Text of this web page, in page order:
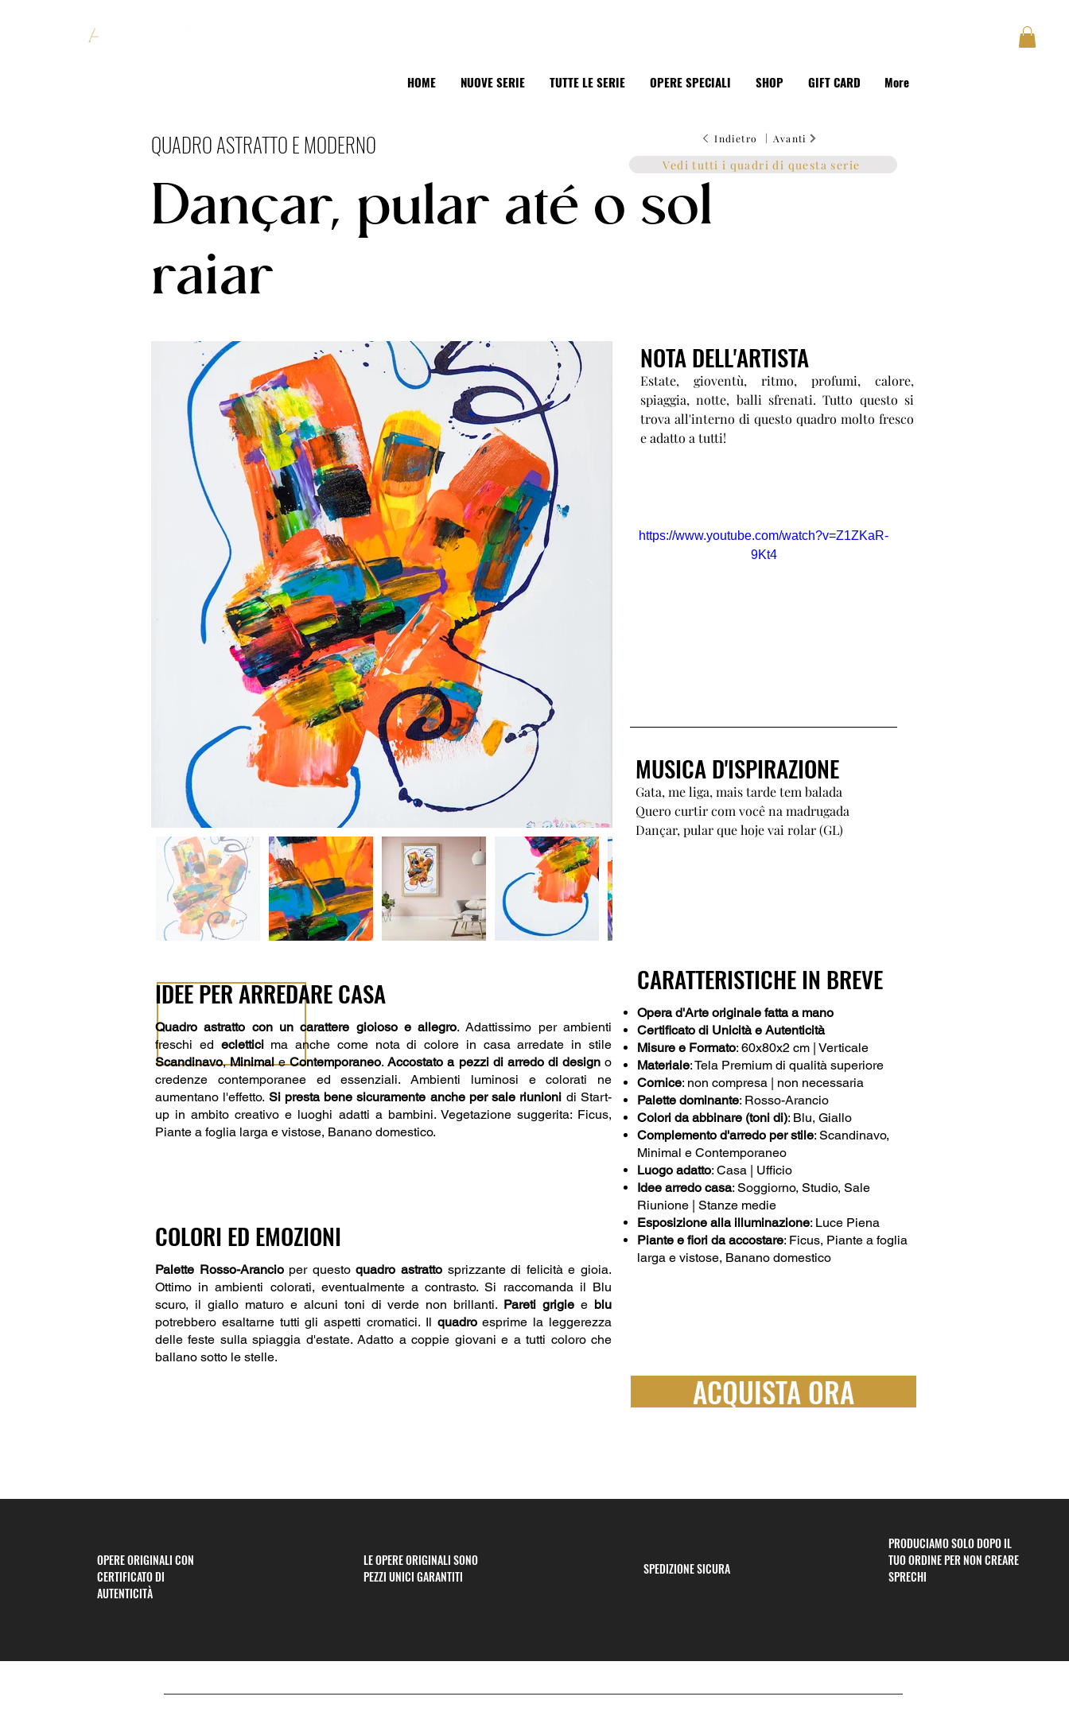
HOME NUOVE SERIE TUTTE LE SERIE OPERE SPECIALI SHOP GIFT CARD More
QUADRO ASTRATTO E MODERNO Indietro | Avanti
Vedi tutti i quadri di questa serie
Dançar, pular até o sol
raiar
Estate, gioventù, ritmo, profumi, calore,
spiaggia, notte, balli sfrenati. Tutto questo si
trova all'interno di questo quadro molto fresco
e adatto a tutti!
NOTA DELL'ARTISTA
Gata, me liga, mais tarde tem balada
Quero curtir com você na madrugada
Dançar, pular que hoje vai rolar (GL)
MUSICA D'ISPIRAZIONE
https://www.youtube.com/watch?v=Z1ZKaR-
9Kt4
IDEE PER ARREDARE CASA
Quadro astratto con un carattere gioioso e allegro. Adattissimo per ambienti
freschi ed eclettici ma anche come nota di colore in casa arredate in stile
Scandinavo,MinimaleContemporaneo.Accostato a pezzi di arredo di designo
credenze contemporanee ed essenziali. Ambienti luminosi e colorati ne
aumentano l'effetto. Si presta bene sicuramente anche per sale riunioni di Start-
up in ambito creativo e luoghi adatti a bambini. Vegetazione suggerita: Ficus,
Piante a foglia larga e vistose, Banano domestico.
COLORI ED EMOZIONI
Palette Rosso-Arancioper questoquadro astratto sprizzante di felicità e gioia.
Ottimo in ambienti colorati, eventualmente a contrasto. Si raccomanda il Blu
scuro, il giallo maturo e alcuni toni di verde non brillanti. Pareti grigie e blu
potrebbero esaltarne tutti gli aspetti cromatici. Il quadroesprime la leggerezza
delle feste sulla spiaggia d'estate. Adatto a coppie giovani e a tutti coloro che
ballano sotto le stelle.
CARATTERISTICHE IN BREVE
Opera d'Arte originale fatta a mano
Certificato di Unicità e Autenticità
Misure e Formato: 60x80x2 cm | Verticale
Materiale: Tela Premium di qualità superiore
Cornice: non compresa | non necessaria
Palette dominante: Rosso-Arancio
Colori da abbinare (toni di): Blu, Giallo
Complemento d'arredo per stile: Scandinavo,
Minimal e Contemporaneo
Luogo adatto: Casa | Ufficio
Idee arredo casa: Soggiorno, Studio, Sale
Riunione | Stanze medie
Esposizione alla illuminazione: Luce Piena
Piante e fiori da accostare: Ficus, Piante a foglia
larga e vistose, Banano domestico
ACQUISTA ORA
OPERE ORIGINALI CON
CERTIFICATO DI
AUTENTICITÀ
LE OPERE ORIGINALI SONO
PEZZI UNICI GARANTITI
SPEDIZIONE SICURA
PRODUCIAMO SOLO DOPO IL
TUO ORDINE PER NON CREARE
SPRECHI